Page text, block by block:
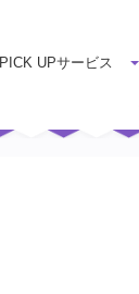
PICK UPサービス